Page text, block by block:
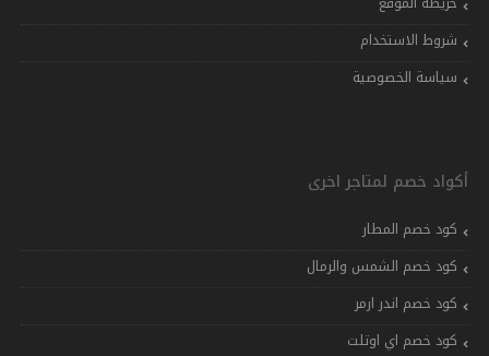
شروط الاستخدام
سياسة الخصوصية
أكواد خصم لمتاجر اخرى
كود خصم المطار
كود خصم الشمس والرمال
كود خصم اندر ارمر
كود خصم اي اوتلت